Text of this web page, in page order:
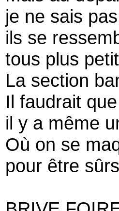
je ne sais
ils se
tous plus
La section
Il faudrait
il y a même
Où on se
pour être